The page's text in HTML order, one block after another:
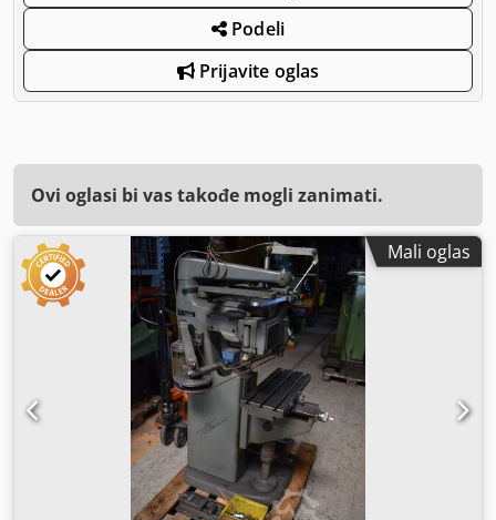
Podeli
Prijavite oglas
Ovi oglasi bi vas takođe mogli zanimati.
Mali oglas